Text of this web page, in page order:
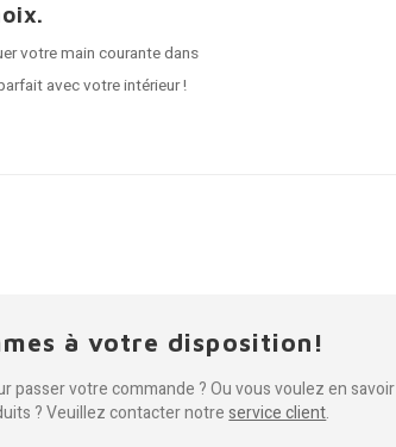
votre main courante dans
avec votre intérieur !
à votre disposition!
passer votre commande ? Ou vous voulez en savoir
? Veuillez contacter notreservice client.